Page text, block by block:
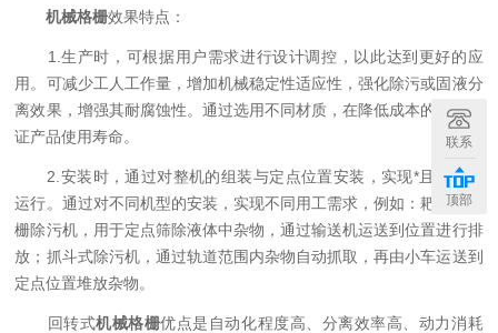
机械格栅效果特点：
1.生产时，可根据用户需求进行设计调控，以此达到更好的应
用。可减少工人工作量，增加机械稳定性适应性，强化除污或固液分
离效果，增强其耐腐蚀性。通过选用不同材质，在降低成本的同时保
证产品使用寿命。
2.安装时，通过对整机的组装与定点位置安装，实现*且稳定的
运行。通过对不同机型的安装，实现不同用工需求，例如：耙齿式格
栅除污机，用于定点筛除液体中杂物，通过输送机运送到位置进行排
放；抓斗式除污机，通过轨道范围内杂物自动抓取，再由小车运送到
定点位置堆放杂物。
回转式机械格栅优点是自动化程度高、分离效率高、动力消耗
联系
顶部